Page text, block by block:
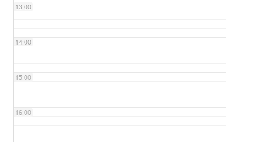
13:00
14:00
15:00
16:00